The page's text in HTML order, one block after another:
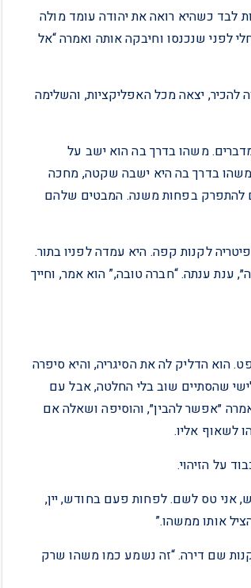
לבד כשהיא רואה את יהודה עומד מולה
לפני שנכנסו וחיבקה אותה ואמרה “אל
להכיר. האמת שבגיל 38 ענת איבדה תקווה להכיר, יצאה מכל האפליקציות, והשלימה
משהו בדרך בה הוא ישב על
משהו בדרך בה היא ישבה שקטה, מחכה
להתפרק בפחות משנה. המבטים שלהם
לקנות קפה. היא עמדה לפניו בתור.
ענת ענתה. “חברה טובה,” הוא אמר, וחייך
הוא הדליק לה את הסיגריה, והיא סיפרה
שהסתיים שוב בלי החלטה, אבל עם
״אפשר להבין״, והוסיפה ושאלה אם
לשאוף אליו.
על הזיהוי.
אני טס לשם. לפחות פעם בחודש, יין,
אותו ממשהו.”
שם דירה. “זה נשמע כמו משהו שרק